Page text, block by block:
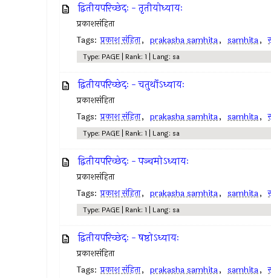
द्वितीयपरिच्छेदः - तृतीयोध्यायः
प्रकाशसंहिता
Tags: प्रकाश संहिता, prakasha samhita, samhita,
Type: PAGE | Rank: 1 | Lang: sa
द्वितीयपरिच्छेदः - चतुर्थोऽध्यायः
प्रकाशसंहिता
Tags: प्रकाश संहिता, prakasha samhita, samhita,
Type: PAGE | Rank: 1 | Lang: sa
द्वितीयपरिच्छेदः - पञ्चमोऽध्यायः
प्रकाशसंहिता
Tags: प्रकाश संहिता, prakasha samhita, samhita,
Type: PAGE | Rank: 1 | Lang: sa
द्वितीयपरिच्छेदः - षष्ठोऽध्यायः
प्रकाशसंहिता
Tags: प्रकाश संहिता, prakasha samhita, samhita,